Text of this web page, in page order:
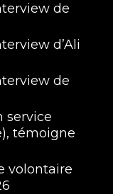
de
d’Ali
de
service
témoigne
volontaire